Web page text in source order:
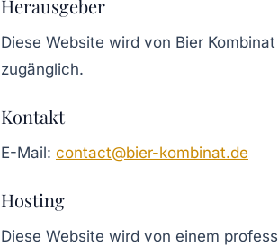
Herausgeber
Diese Website wird von Bier Kombinat
zugänglich.
Kontakt
E-Mail: contact@bier-kombinat.de
Hosting
Diese Website wird von einem